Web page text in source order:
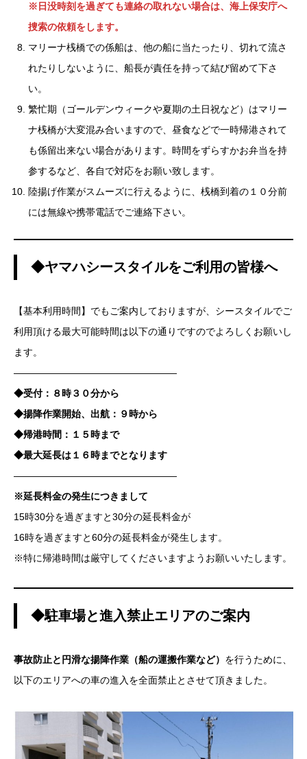
※日没時刻を過ぎても連絡の取れない場合は、海上保安庁へ
捜索の依頼をします。
マリーナ桟橋での係船は、他の船に当たったり、切れて流さ
れたりしないように、船長が責任を持って結び留めて下さ
い。
繁忙期（ゴールデンウィークや夏期の土日祝など）はマリー
ナ桟橋が大変混み合いますので、昼食などで一時帰港されて
も係留出来ない場合があります。時間をずらすかお弁当を持
参するなど、各自で対応をお願い致します。
陸揚げ作業がスムーズに行えるように、桟橋到着の１０分前
には無線や携帯電話でご連絡下さい。
◆ヤマハシースタイルをご利用の皆様へ
【基本利用時間】でもご案内しておりますが、シースタイルでご
利用頂ける最大可能時間は以下の通りですのでよろしくお願いし
ます。
—————————————————
◆受付：８時３０分から
◆揚降作業開始、出航：９時から
◆帰港時間：１５時まで
◆最大延長は１６時までとなります
—————————————————
※延長料金の発生につきまして
15時30分を過ぎますと30分の延長料金が
16時を過ぎますと60分の延長料金が発生します。
※特に帰港時間は厳守してくださいますようお願いいたします。
◆駐車場と進入禁止エリアのご案内
事故防止と円滑な揚降作業（船の運搬作業など） を行うために、
以下のエリアへの車の進入を全面禁止とさせて頂きました。